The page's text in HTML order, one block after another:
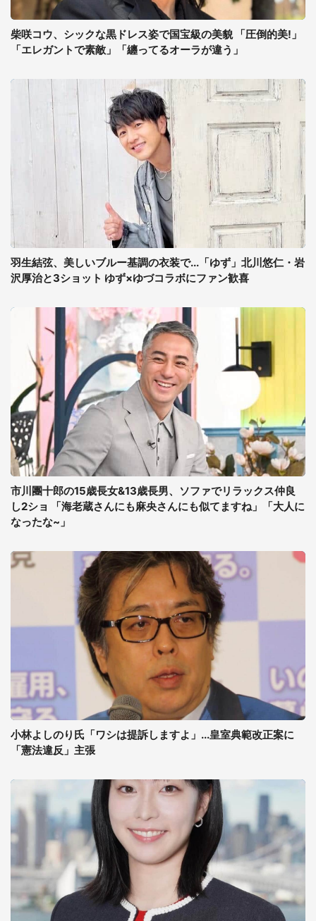
柴咲コウ、シックな黒ドレス姿で国宝級の美貌 「圧倒的美!」
「エレガントで素敵」「纏ってるオーラが違う」
羽生結弦、美しいブルー基調の衣装で...「ゆず」北川悠仁・岩
沢厚治と3ショット ゆず×ゆづコラボにファン歓喜
市川團十郎の15歳長女&13歳長男、ソファでリラックス仲良
し2ショ 「海老蔵さんにも麻央さんにも似てますね」「大人に
なったな~」
小林よしのり氏「ワシは提訴しますよ」...皇室典範改正案に
「憲法違反」主張